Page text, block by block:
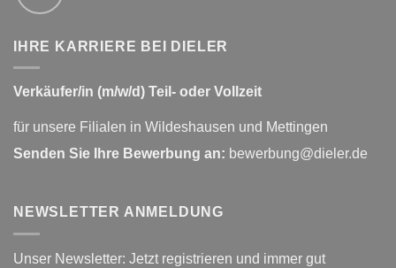
IHRE KARRIERE BEI DIELER
Verkäufer/in (m/w/d) Teil- oder Vollzeit
für unsere Filialen in Wildeshausen und Mettingen
Senden Sie Ihre Bewerbung an: bewerbung@dieler.de
NEWSLETTER ANMELDUNG
Unser Newsletter: Jetzt registrieren und immer gut